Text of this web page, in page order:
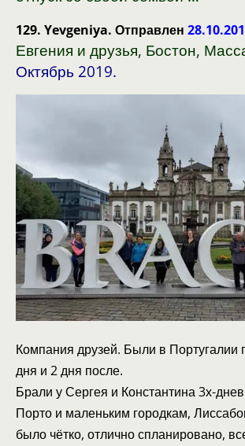
129. Yevgeniya. Отправлен
Евгения и друзья, Бостон,
Октябрь 2019.
Компания друзей. Были в Португалии
дня и 2 дня после.
Брали у Сергея и Константина 3х-
Порто и маленьким городкам,
было чётко, отлично спланировано,